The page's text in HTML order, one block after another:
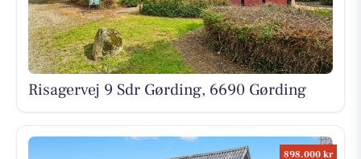
Risagervej 9 Sdr Gørding, 6690 Gørding
898.000 kr